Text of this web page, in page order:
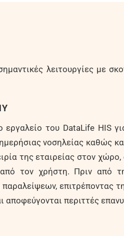
λειτουργίες με
του DataLife HIS
νοσηλείας καθώς
της εταιρείας στον
τον χρήστη. Πριν από
επιτρέποντας
αποφεύγονται περιττές